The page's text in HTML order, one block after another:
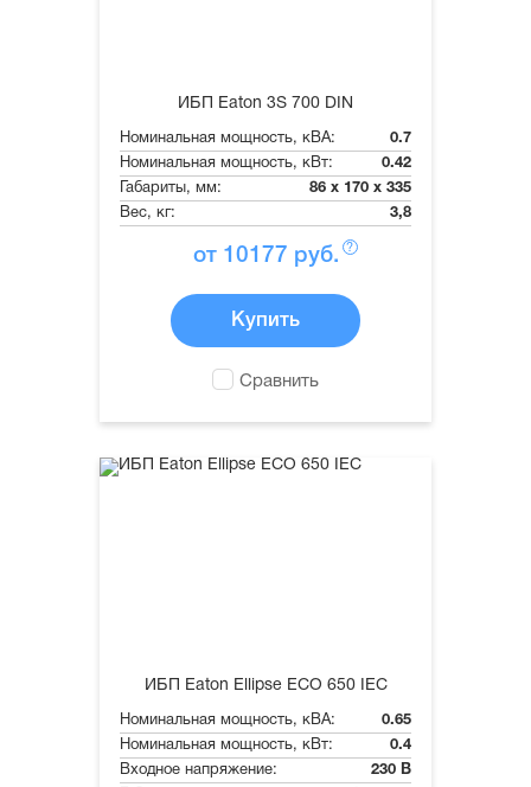
ИБП Eaton 3S 700 DIN
Номинальная мощность, кВА:
0.7
Номинальная мощность, кВт:
0.42
Габариты, мм:
86 x 170 x 335
Вес, кг:
3,8
от 10177 руб. ?
Купить
Сравнить
ИБП Eaton Ellipse ECO 650 IEC
Номинальная мощность, кВА:
0.65
Номинальная мощность, кВт:
0.4
Входное напряжение:
230 В